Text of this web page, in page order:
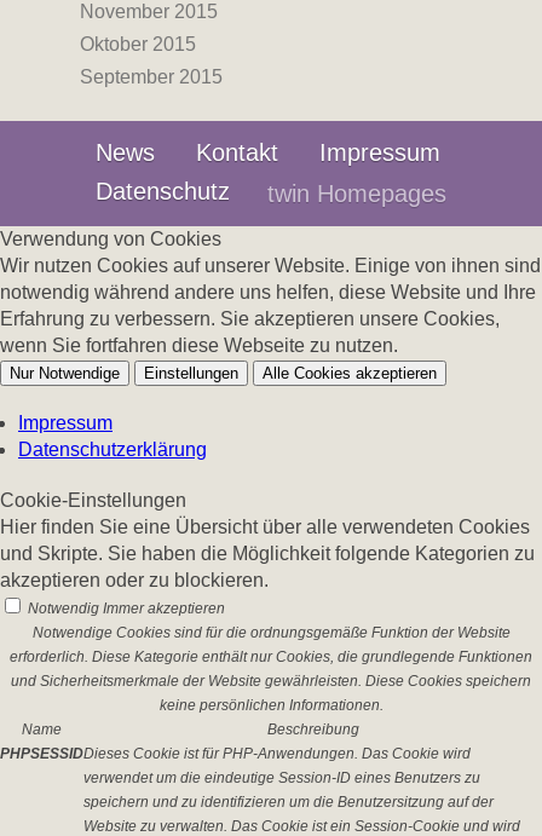
November 2015
Oktober 2015
September 2015
News Kontakt
Impressum
Datenschutz
twin Homepages
Verwendung von Cookies
Wir nutzen Cookies auf unserer Website. Einige von ihnen sind
notwendig während andere uns helfen, diese Website und Ihre
Erfahrung zu verbessern. Sie akzeptieren unsere Cookies,
wenn Sie fortfahren diese Webseite zu nutzen.
Nur Notwendige Einstellungen Alle Cookies akzeptieren
Impressum
Datenschutzerklärung
Cookie-Einstellungen
Hier finden Sie eine Übersicht über alle verwendeten Cookies
und Skripte. Sie haben die Möglichkeit folgende Kategorien zu
akzeptieren oder zu blockieren.
Notwendig Immer akzeptieren
Notwendige Cookies sind für die ordnungsgemäße Funktion der Website
erforderlich. Diese Kategorie enthält nur Cookies, die grundlegende Funktionen
und Sicherheitsmerkmale der Website gewährleisten. Diese Cookies speichern
keine persönlichen Informationen.
Name
Beschreibung
PHPSESSIDDieses Cookie ist für PHP-Anwendungen. Das Cookie wird
verwendet um die eindeutige Session-ID eines Benutzers zu
speichern und zu identifizieren um die Benutzersitzung auf der
Website zu verwalten. Das Cookie ist ein Session-Cookie und wird